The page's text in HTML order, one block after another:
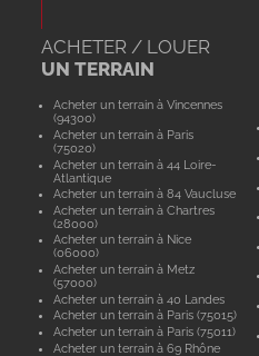
ACHETER / LOUER
UN TERRAIN
Acheter un terrain à Vincennes
(94300)
Acheter un terrain à Paris
(75020)
Acheter un terrain à 44 Loire-
Atlantique
Acheter un terrain à 84 Vaucluse
Acheter un terrain à Chartres
(28000)
Acheter un terrain à Nice
(06000)
Acheter un terrain à Metz
(57000)
Acheter un terrain à 40 Landes
Acheter un terrain à Paris (75015)
Acheter un terrain à Paris (75011)
Acheter un terrain à 69 Rhône